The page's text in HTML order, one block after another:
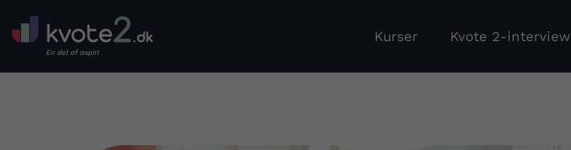
Kurser Kvote 2-interview